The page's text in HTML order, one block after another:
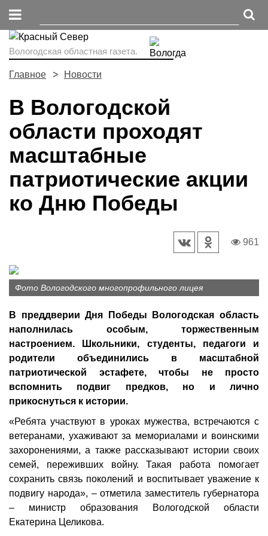
Вологодская областная газета.
Главное Новости
В Вологодской
области проходят
масштабные
патриотические акции
ко Дню Победы
961
Фото Вологодского многопрофильного лицея
В преддверии Дня Победы Вологодская область
наполнилась особым, торжественным
настроением. Школьники, студенты, педагоги и
родители объединились в масштабной
патриотической эстафете, чтобы не просто
вспомнить подвиг предков, но и лично
прикоснуться к истории.
«Ребята участвуют в уроках мужества, встречаются с
ветеранами, ухаживают за мемориалами и воинскими
захоронениями, а также рассказывают истории своих
семей, переживших войну. Такая работа помогает
сохранить связь поколений и воспитывает уважение к
подвигу народа», – отметила заместитель губернатора
– министр образования Вологодской области
Екатерина Целикова.